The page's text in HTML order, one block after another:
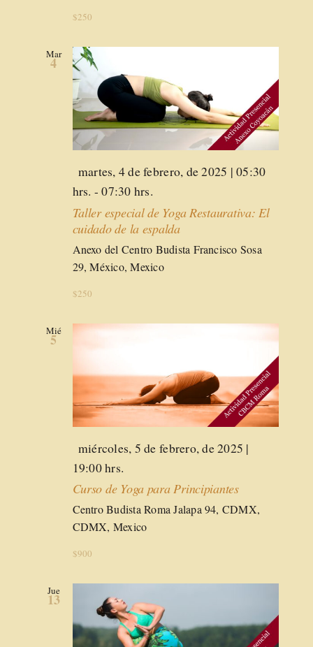
$250
Mar
4
Destacado
martes, 4 de febrero, de 2025 | 05:30
hrs. -07:30 hrs.
Taller especial de Yoga Restaurativa: El
cuidado de la espalda
Anexo del Centro Budista Francisco Sosa
29, México, Mexico
$250
Mié
5
Destacado
miércoles, 5 de febrero, de 2025 |
19:00 hrs.
Curso de Yoga para Principiantes
Centro Budista RomaJalapa 94, CDMX,
CDMX, Mexico
$900
Jue
13